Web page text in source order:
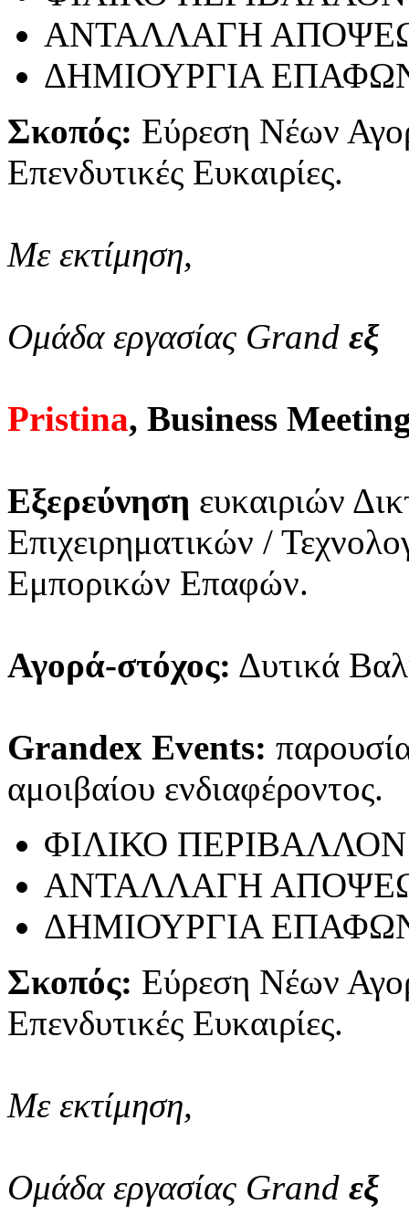
ΑΝΤΑΛΛΑΓΗ
ΔΗΜΙΟΥΡΓΙΑ
Σκοπός: Εύρεση Νέων
Επενδυτικές Ευκαιρίες.
Με εκτίμηση,
Ομάδα εργασίας Grand εξ
Pristina, Business
Εξερεύνηση ευκαιριών
Επιχειρηματικών /
Εμπορικών Επαφών.
Αγορά-στόχος: Δυτικά
Grandex Events:
αμοιβαίου ενδιαφέροντος.
ΦΙΛΙΚΟ ΠΕΡΙΒΑΛΛΟΝ
ΑΝΤΑΛΛΑΓΗ
ΔΗΜΙΟΥΡΓΙΑ
Σκοπός: Εύρεση Νέων
Επενδυτικές Ευκαιρίες.
Με εκτίμηση,
Ομάδα εργασίας Grand εξ